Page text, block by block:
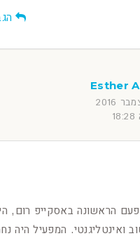
Esther
הראשונה באסקייפ רום,
ואינטליגנטי. המפעיל היה